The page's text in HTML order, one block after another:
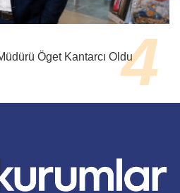
Öget Kantarcı Oldu